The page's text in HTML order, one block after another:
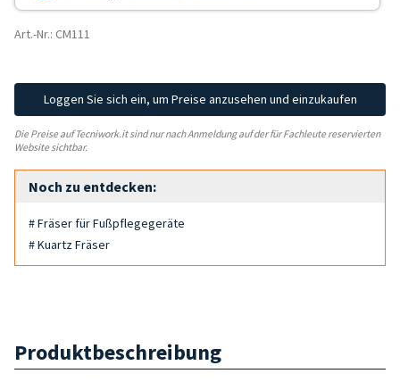
Art.-Nr.: CM111
Loggen Sie sich ein, um Preise anzusehen und einzukaufen
Die Preise auf Tecniwork.it sind nur nach Anmeldung auf der für Fachleute reservierten
Website sichtbar.
Noch zu entdecken:
# Fräser für Fußpflegegeräte
# Kuartz Fräser
Produktbeschreibung